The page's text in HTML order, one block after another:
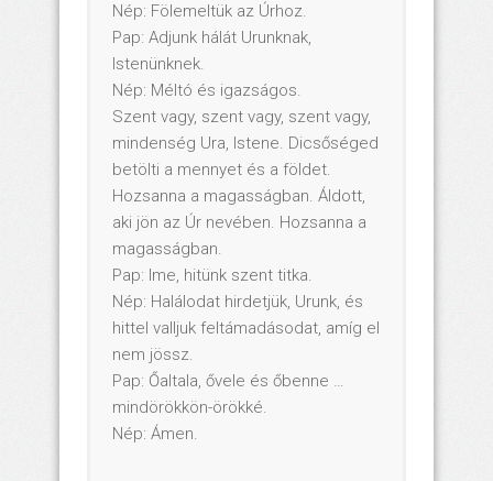
Nép: Fölemeltük az Úrhoz.
Pap: Adjunk hálát Urunknak,
Istenünknek.
Nép: Méltó és igazságos.
Szent vagy, szent vagy, szent vagy,
mindenség Ura, Istene. Dicsőséged
betölti a mennyet és a földet.
Hozsanna a magasságban. Áldott,
aki jön az Úr nevében. Hozsanna a
magasságban.
Pap: Ime, hitünk szent titka.
Nép: Halálodat hirdetjük, Urunk, és
hittel valljuk feltámadásodat, amíg el
nem jössz.
Pap: Őaltala, ővele és őbenne …
mindörökkön-örökké.
Nép: Ámen.